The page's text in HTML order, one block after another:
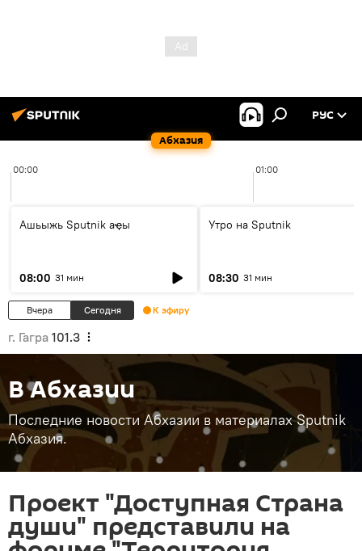
Абхазия
РУС
00:00 01:00
Ашьыжь Sputnik аҿы
08:00 31 мин
Утро на Sputnik
08:30 31 мин
Вчера Сегодня К эфиру
г. Гагра 101.3
В Абхазии
Последние новости Абхазии в материалах Sputnik
Абхазия.
Проект "Доступная Страна
души" представили на